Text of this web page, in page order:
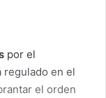
por el
regulado en el
el orden